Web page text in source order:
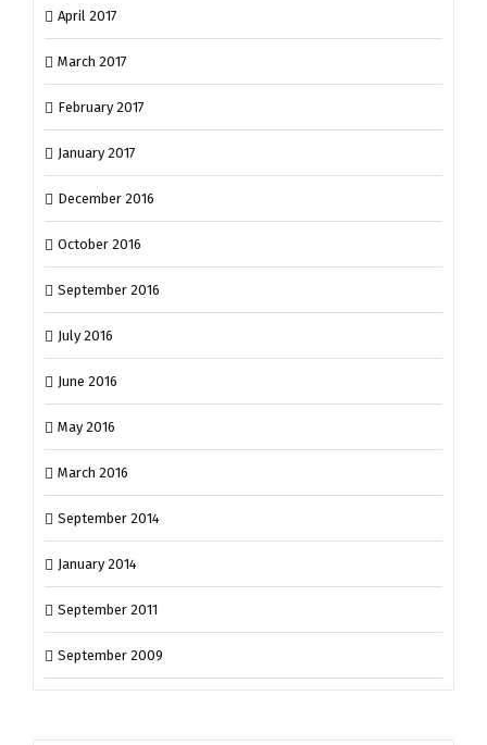
April 2017
March 2017
February 2017
January 2017
December 2016
October 2016
September 2016
July 2016
June 2016
May 2016
March 2016
September 2014
January 2014
September 2011
September 2009